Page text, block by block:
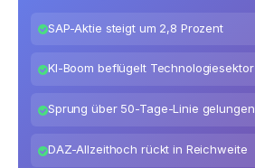
SAP-Aktie steigt um 2,8 Prozent
KI-Boom beflügelt Technologiesektor
Sprung über 50-Tage-Linie gelungen
DAZ-Allzeithoch rückt in Reichweite